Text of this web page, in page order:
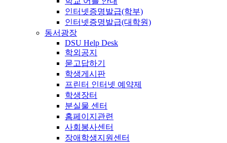
인터넷증명발급(학부)
인터넷증명발급(대학원)
동서광장
DSU Help Desk
학외공지
묻고답하기
학생게시판
프린터 인터넷 예약제
학생장터
분실물 센터
홈페이지관련
사회봉사센터
장애학생지원센터